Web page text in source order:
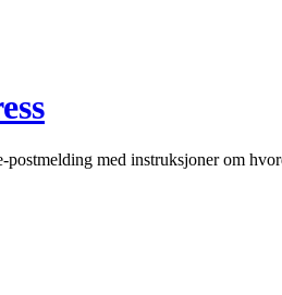
med instruksjoner om